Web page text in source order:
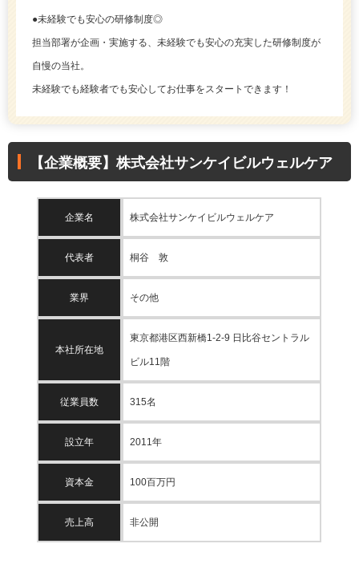
●未経験でも安心の研修制度◎
担当部署が企画・実施する、未経験でも安心の充実した研修制度が
自慢の当社。
未経験でも経験者でも安心してお仕事をスタートできます！
【企業概要】株式会社サンケイビルウェルケア
企業名 株式会社サンケイビルウェルケア
代表者 桐谷 敦
業界 その他
本社所在地
東京都港区西新橋1-2-9 日比谷セントラル
ビル11階
従業員数 315名
設立年 2011年
資本金 100百万円
売上高 非公開